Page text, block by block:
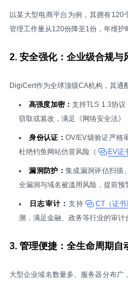
以某大型电商平台为例，其拥有
管理工作量从120份降至1份，年维护
2. 安全强化：企业级合规与
DigiCert作为全球顶级CA机构，其通
高强度加密：支持TLS 1.3协
窃取或篡改，满足《网络安全法》
身份认证：OV/EV级验证严格
杜绝钓鱼网站仿冒风险（
EV证
漏洞防护：集成漏洞评估扫描
全漏洞与域名被滥用风险，提前预
日志审计：支持 CT（证书
溯，满足金融、政务等行业的审计
3. 管理便捷：全生命周期自
大型企业域名数量多、服务器分布广